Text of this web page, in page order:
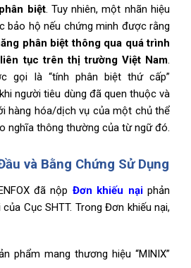
biệt. Tuy nhiên, một nhãn hiệu
bảo hộ nếu chứng minh được rằng
phân biệt thông qua quá trình
liên tục trên thị trường Việt Nam.
gọi là “tính phân biệt thứ cấp”
người tiêu dùng đã quen thuộc và
hàng hóa/dịch vụ của một chủ thể
nghĩa thông thường của từ ngữ đó.
và Bằng Chứng Sử Dụng
đã nộp Đơn khiếu nạiphản
Cục SHTT. Trong Đơn khiếu nại,
phẩm mang thương hiệu “MINIX”